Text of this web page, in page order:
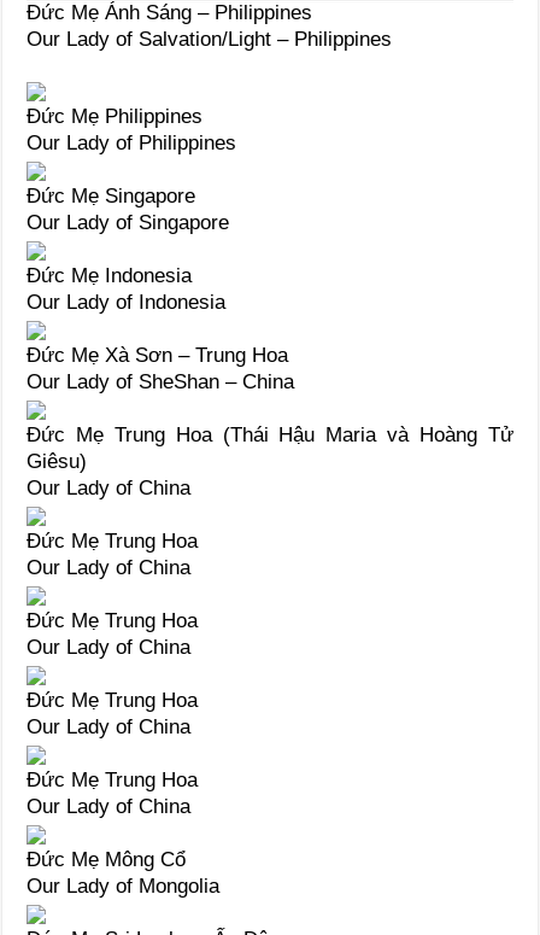
Đức Mẹ Ánh Sáng – Philippines
Our Lady of Salvation/Light – Philippines
Đức Mẹ Philippines
Our Lady of Philippines
Đức Mẹ Singapore
Our Lady of Singapore
Đức Mẹ Indonesia
Our Lady of Indonesia
Đức Mẹ Xà Sơn – Trung Hoa
Our Lady of SheShan – China
Đức Mẹ Trung Hoa (Thái Hậu Maria và Hoàng Tử
Giêsu)
Our Lady of China
Đức Mẹ Trung Hoa
Our Lady of China
Đức Mẹ Trung Hoa
Our Lady of China
Đức Mẹ Trung Hoa
Our Lady of China
Đức Mẹ Trung Hoa
Our Lady of China
Đức Mẹ Mông Cổ
Our Lady of Mongolia